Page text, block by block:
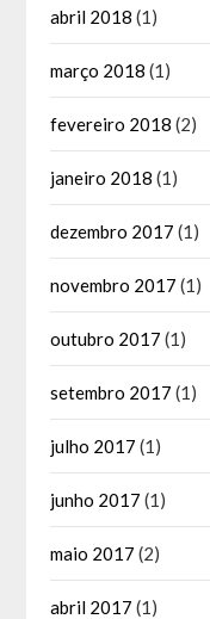
abril 2018 (1)
março 2018 (1)
fevereiro 2018 (2)
janeiro 2018 (1)
dezembro 2017 (1)
novembro 2017 (1)
outubro 2017 (1)
setembro 2017 (1)
julho 2017 (1)
junho 2017 (1)
maio 2017 (2)
abril 2017 (1)